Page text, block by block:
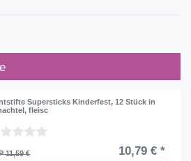
Supersticks Kinderfest, 12 Stück in
fleisc
11,59 € 10,79 € *